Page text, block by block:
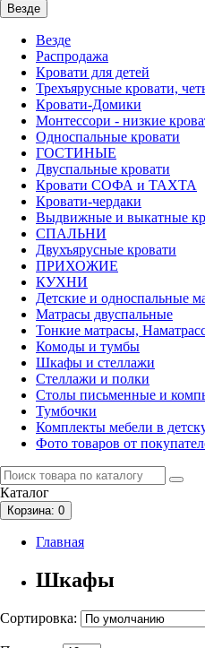
Везде
Везде
Распродажа
Кровати для детей
Трехъярусные кровати,
Кровати-Домики
Монтессори - низкие
Односпальные кровати
ГОСТИНЫЕ
Двуспальные кровати
Кровати СОФА и ТАХТА
Кровати-чердаки
Выдвижные и выкатные
СПАЛЬНИ
Двухъярусные кровати
ПРИХОЖИЕ
КУХНИ
Детские и односпальные
Матрасы двуспальные
Тонкие матрасы,
Комоды и тумбы
Шкафы и стеллажи
Стеллажи и полки
Столы письменные и
Тумбочки
Комплекты мебели в
Фото товаров от
Каталог
Корзина: 0
Главная
Шкафы
Сортировка: